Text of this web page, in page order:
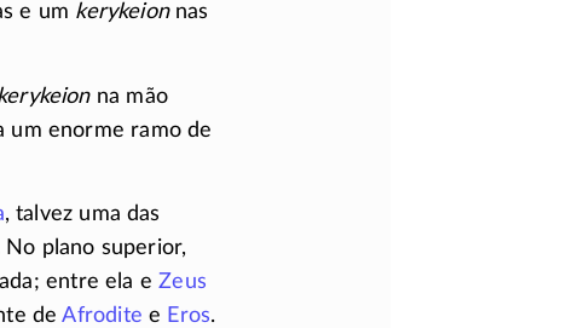
e um kerykeionnas
na mão
um enorme ramo de
, talvez uma das
No plano superior,
entre ela eZeus
deAfrodite e Eros.